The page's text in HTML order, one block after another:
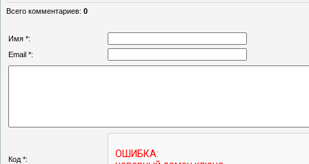
Всего комментариев: 0
Имя *:
Email *:
Код *: